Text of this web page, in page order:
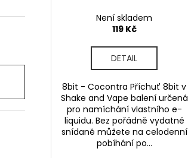
Není skladem
119 Kč
DETAIL
8bit - Cocontra Příchuť 8bit v
Shake and Vape balení určená
pro namíchání vlastního e-
liquidu. Bez pořádně vydatné
snídaně můžete na celodenní
pobíhání po...